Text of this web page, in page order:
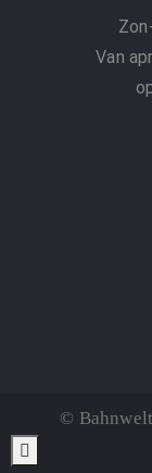
Van
©